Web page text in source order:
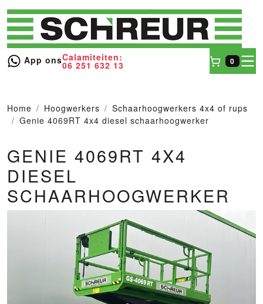
App onsCalamiteiten:
06 251 632 13 0
Home Hoogwerkers
Schaarhoogwerkers 4x4 of rups
Genie 4069RT 4x4 diesel schaarhoogwerker
GENIE 4069RT 4X4
DIESEL
SCHAARHOOGWERKER